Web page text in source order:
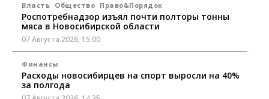
Власть Общество Право&Порядок
Роспотребнадзор изъял почти полторы тонны
мяса в Новосибирской области
07 Августа 2026, 15:00
Финансы
Расходы новосибирцев на спорт выросли на 40%
за полгода